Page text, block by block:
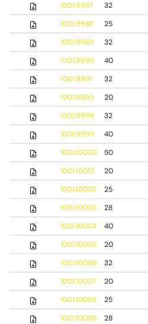
1001.9987
32
1001.9988
25
1001.9989
32
1001.9990
40
1001.9991
32
1001.9995
20
1001.9998
32
1001.9999
40
1001.10000
50
1001.10001
20
1001.10002
25
1001.10003
28
1001.10004
40
1001.10005
20
1001.10006
32
1001.10007
20
1001.10008
25
1001.10009
28